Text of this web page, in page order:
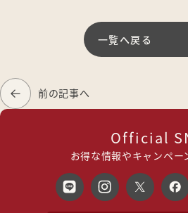
前の記事へ
一覧へ戻る
Official
お得な情報やキャンペー